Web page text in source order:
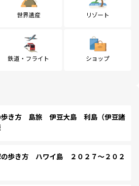
世界遺産 リゾート
鉄道・フライト ショップ
き方 島旅 伊豆大島 利島（伊豆諸
歩き方 ハワイ島 ２０２７～２０２